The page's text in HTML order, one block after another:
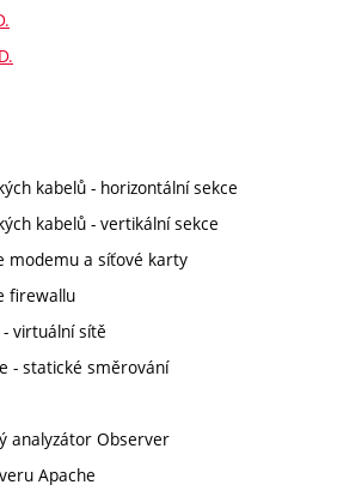
kabelů - horizontální sekce
kabelů - vertikální sekce
modemu a síťové karty
firewallu
virtuální sítě
- statické směrování
analyzátor Observer
Apache